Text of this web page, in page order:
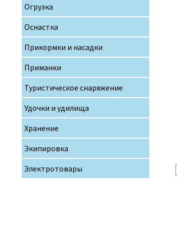
Огрузка
Оснастка
Прикормки и насадки
Приманки
Туристическое снаряжение
Удочки и удилища
Хранение
Экипировка
Электротовары